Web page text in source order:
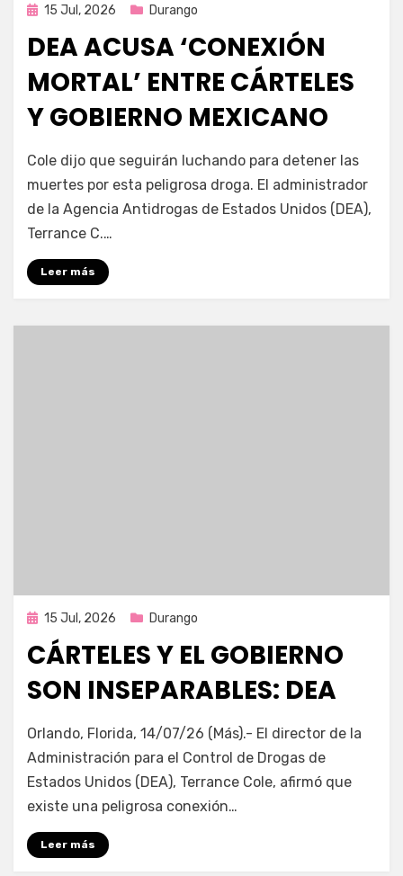
Publicada
15 Jul, 2026 Durango
DEA ACUSA ‘CONEXIÓN
MORTAL’ ENTRE CÁRTELES
Y GOBIERNO MEXICANO
por Fernando Miranda Servín
Cole dijo que seguirán luchando para detener las
muertes por esta peligrosa droga. El administrador
de la Agencia Antidrogas de Estados Unidos (DEA),
Terrance C.…
Leer más
Publicada
15 Jul, 2026 Durango
CÁRTELES Y EL GOBIERNO
SON INSEPARABLES: DEA
por Fernando Miranda Servín
Orlando, Florida, 14/07/26 (Más).- El director de la
Administración para el Control de Drogas de
Estados Unidos (DEA), Terrance Cole, afirmó que
existe una peligrosa conexión…
Leer más